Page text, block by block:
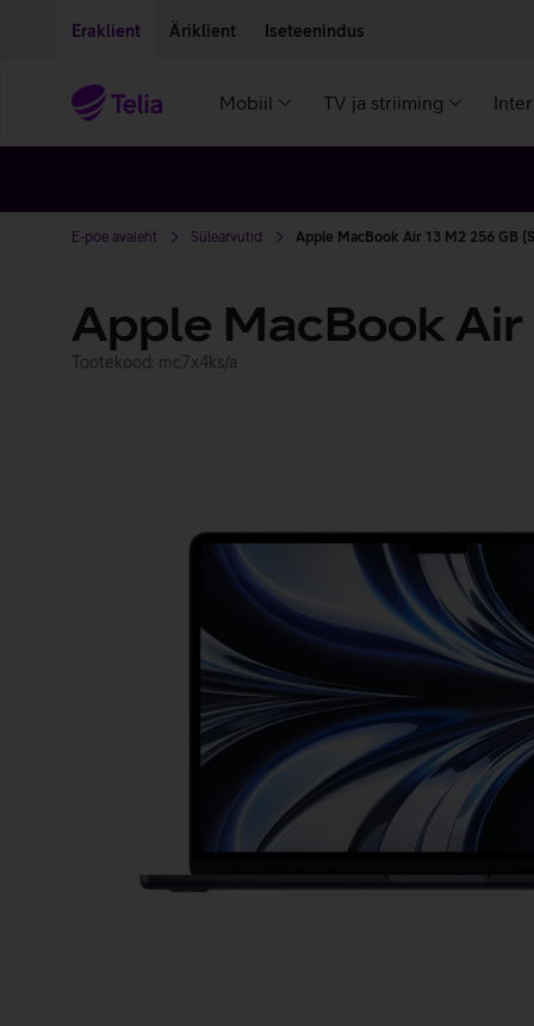
Eraklient Äriklient Iseteenindus
Mobiil TV ja striiming
E-poe avaleht Sülearvutid Apple MacBook Air 13 M2 256 GB
Apple MacBook Air
Tootekood: mc7x4ks/a